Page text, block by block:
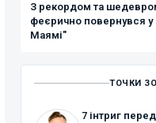
З рекордом та
феєрично повернувся у
Маямі"
ТОЧКИ
7 інтриг